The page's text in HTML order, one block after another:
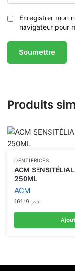
Enregistrer mon
navigateur pour
Produits
DENTIFRICES
ACM
250ML
ACM
د.م.